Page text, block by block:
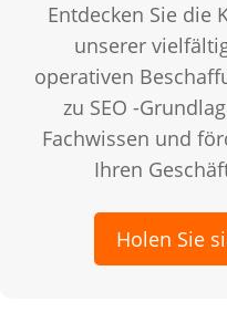
Entdecken Sie die
unserer
operativen
zu SEO -
Fachwissen und
Ihren
Holen Sie